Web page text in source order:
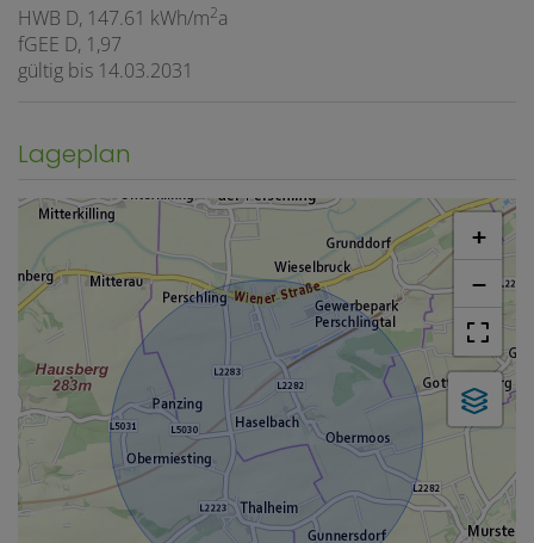
HWB D, 147.61 kWh/m2a
fGEE D, 1,97
gültig bis 14.03.2031
Lageplan
+
−